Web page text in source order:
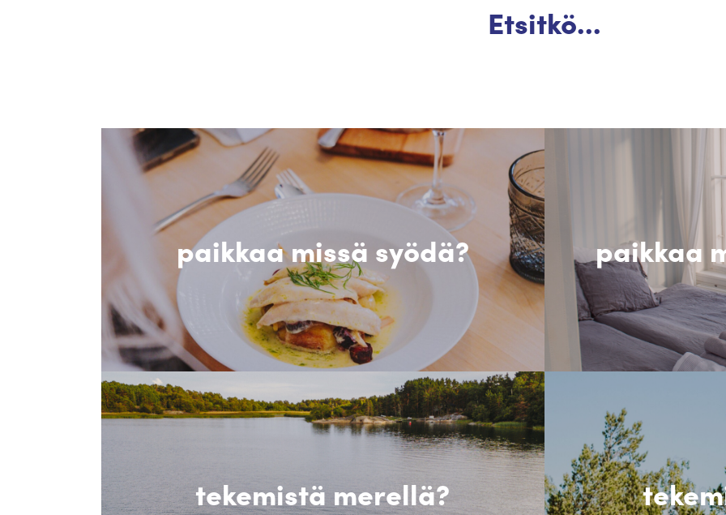
Etsitkö...
paikkaa missä syödä? paikkaa
tekemistä merellä?